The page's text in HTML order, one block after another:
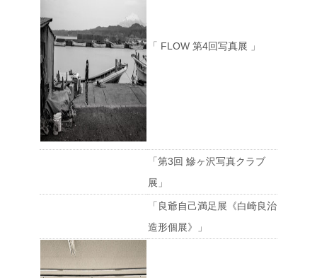
「 FLOW 第4回写真展 」
「第3回 鰺ヶ沢写真クラブ
展」
「良爺自己満足展《白崎良治
造形個展》」